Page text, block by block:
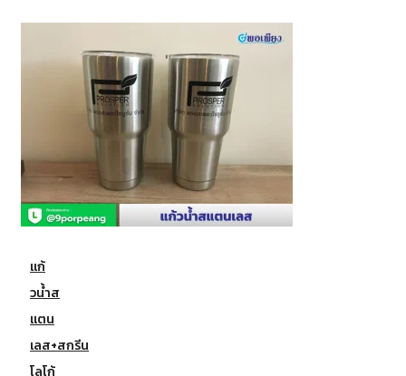
แก้
วน้ำส
แตน
เลส+สกรีน
โลโก้